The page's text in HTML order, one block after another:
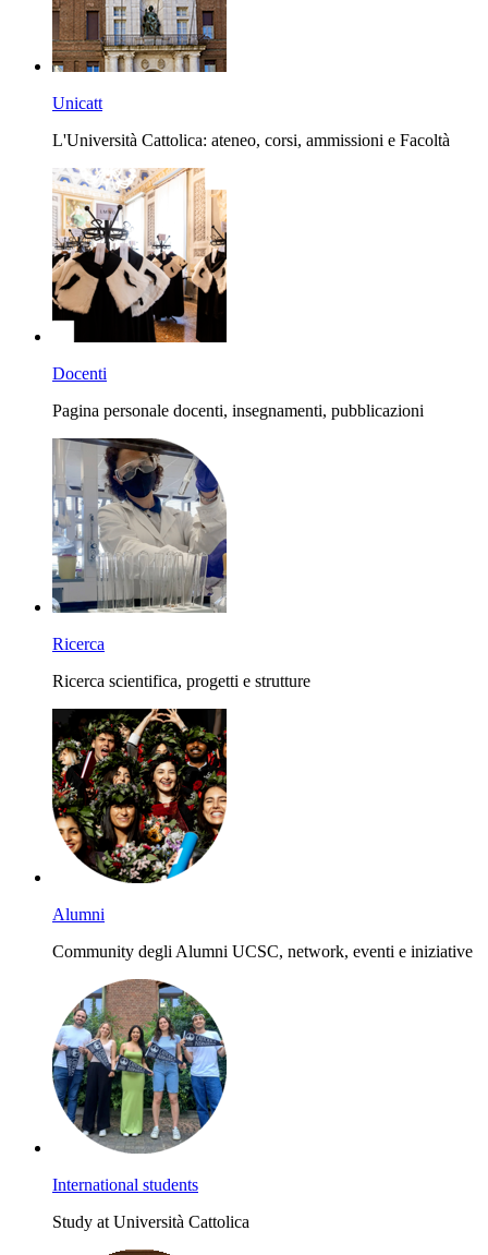
Unicatt
L'Università Cattolica: ateneo, corsi, ammissioni e Facoltà
Docenti
Pagina personale docenti, insegnamenti, pubblicazioni
Ricerca
Ricerca scientifica, progetti e strutture
Alumni
Community degli Alumni UCSC, network, eventi e iniziative
International students
Study at Università Cattolica